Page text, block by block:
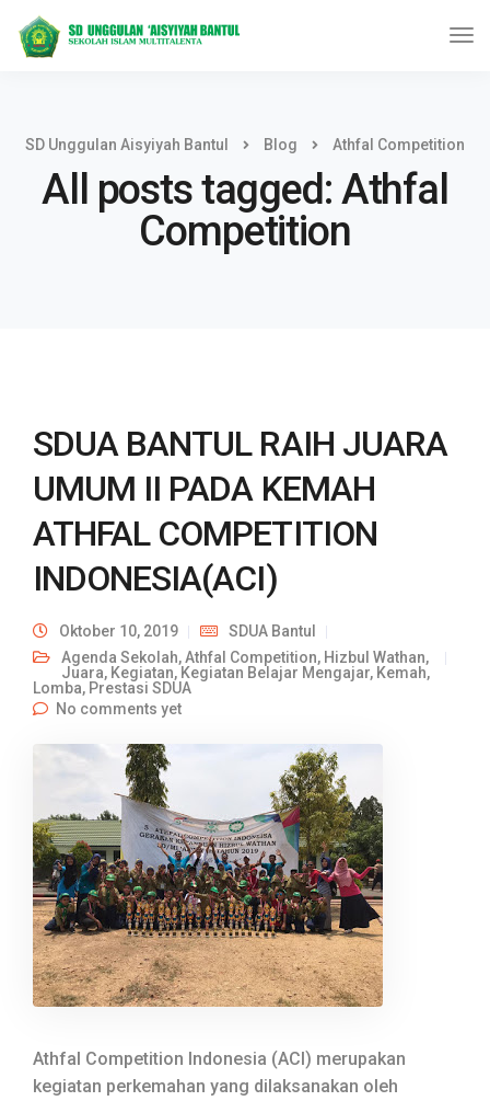
SD Unggulan Aisyiyah Bantul Blog Athfal Competition
All posts tagged: Athfal
Competition
SDUA BANTUL RAIH JUARA
UMUM II PADA KEMAH
ATHFAL COMPETITION
INDONESIA(ACI)
Oktober 10, 2019
SDUA Bantul
Agenda Sekolah,Athfal Competition, Hizbul Wathan,
Juara, Kegiatan, Kegiatan Belajar Mengajar, Kemah,
Lomba, Prestasi SDUA
No comments yet
Athfal Competition Indonesia (ACI) merupakan
kegiatan perkemahan yang dilaksanakan oleh